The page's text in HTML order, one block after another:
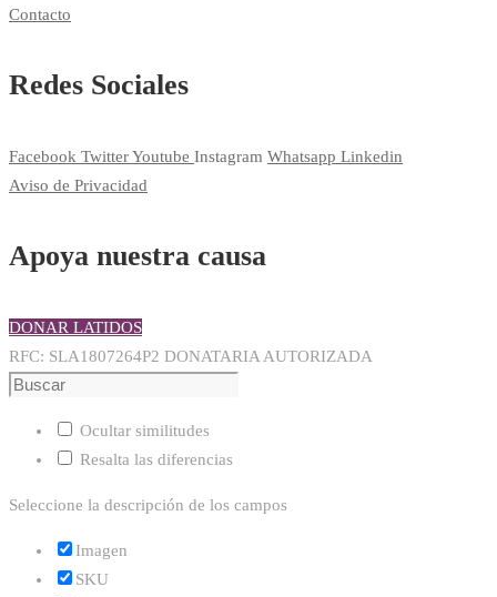
Contacto
Redes Sociales
Facebook TwitterYoutube Instagram Whatsapp Linkedin
Aviso de Privacidad
Apoya nuestra causa
DONAR LATIDOS
RFC: SLA1807264P2 DONATARIA AUTORIZADA
Ocultar similitudes
Resalta las diferencias
Seleccione la descripción de los campos
Imagen
SKU